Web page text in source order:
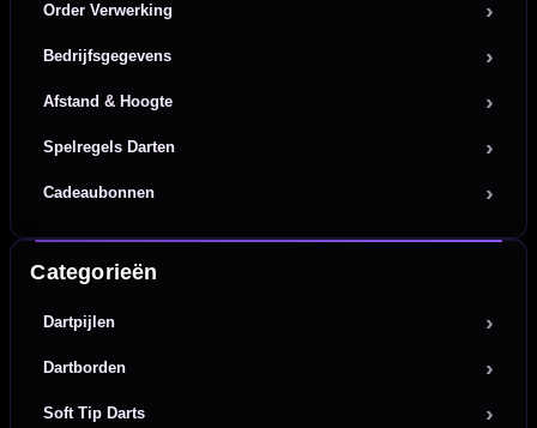
Order Verwerking
Bedrijfsgegevens
Afstand & Hoogte
Spelregels Darten
Cadeaubonnen
Categorieën
Dartpijlen
Dartborden
Soft Tip Darts